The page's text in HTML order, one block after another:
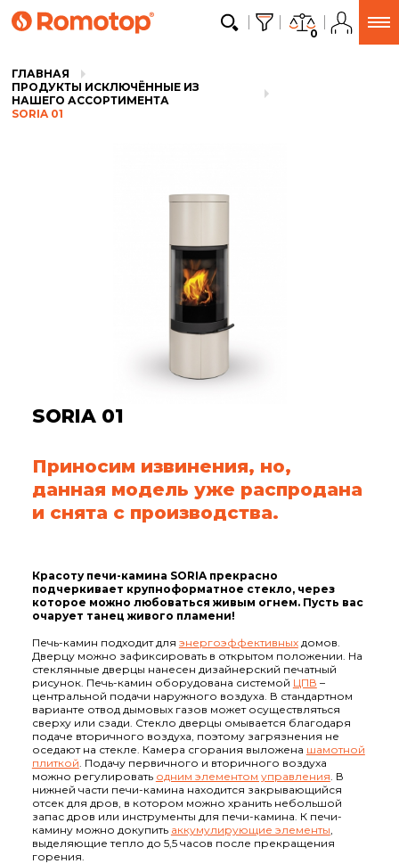
0
ГЛАВНАЯ
ПРОДУКТЫ ИСКЛЮЧЁННЫЕ ИЗ
НАШЕГО АССОРТИМЕНТА
SORIA 01
SORIA 01
Приносим извинения, но,
данная модель уже распродана
и снята с производства.
Красоту печи-камина SORIA прекрасно
подчеркивает крупноформатное стекло, через
которое можно любоваться живым огнем. Пусть вас
очарует танец живого пламени!
Печь-камин подходит для энергоэффективныхдомов.
Дверцу можно зафиксировать в открытом положении. На
стеклянные дверцы нанесен дизайнерский печатный
рисунок. Печь-камин оборудована системой ЦПВ –
центральной подачи наружного воздуха. В стандартном
варианте отвод дымовых газов может осуществляться
сверху или сзади. Стекло дверцы омывается благодаря
подаче вторичного воздуха, поэтому загрязнения не
оседают на стекле. Камера сгорания выложена шамотной
плиткой . Подачу первичного и вторичного воздуха
можно регулировать одним элементом управления . В
нижней части печи-камина находится закрывающийся
отсек для дров, в котором можно хранить небольшой
запас дров или инструменты для печи-камина. К печи-
камину можно докупить аккумулирующие элементы
выделяющие тепло до 5,5 часов после прекращения
горения.